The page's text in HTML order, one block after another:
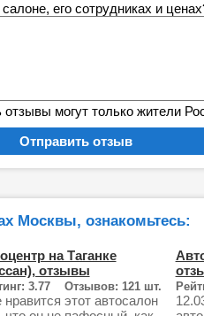
его сотрудниках и
отзывы могут только жители
Москвы, ознакомьтесь:
на Таганке
отзывы
3.77 Отзывов: 121 шт.
этот автосалон